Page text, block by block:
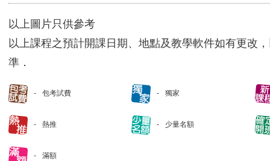
以上圖片只供參考
以上課程之預計開課日期、地點及教學軟件如有更改
準．
包考試費 獨家
熱推 少量名額
滿額